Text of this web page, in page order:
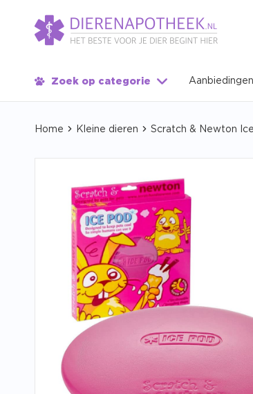
Zoek op categorie Aanbiedingen
Home Kleine dieren Scratch & Newton